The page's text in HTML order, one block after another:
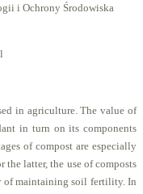
i Ochrony Środowiska
in agriculture. The value of
in turn on its components
of compost are especially
the latter, the use of composts
of maintaining soil fertility. In